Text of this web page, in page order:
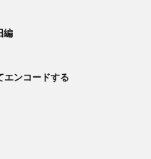
編
ンコードする